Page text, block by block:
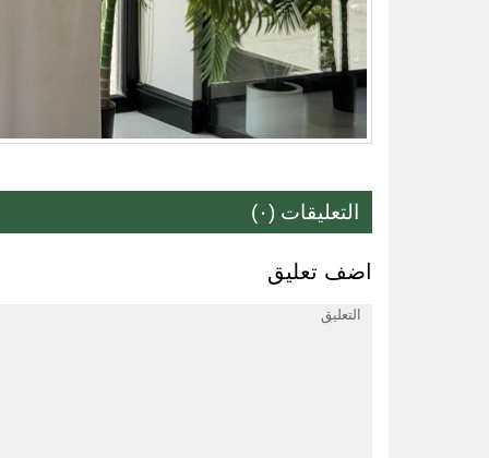
التعليقات (٠)
اضف تعليق